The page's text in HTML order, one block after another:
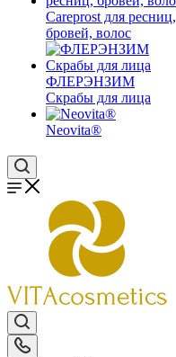
Careprost для ресниц,
бровей, волос
ФЛЕРЭНЗИМ
Скрабы для лица
Neovita®